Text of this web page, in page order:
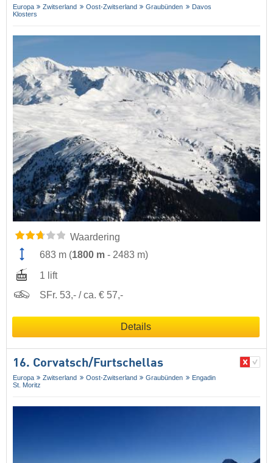
Europa Zwitserland Oost-Zwitserland Graubünden
Davos
Klosters
Waardering
683 m (1800 m - 2483 m)
1 lift
SFr. 53,- / ca. € 57,-
Details
16. Corvatsch/​Furtschellas
Europa Zwitserland Oost-Zwitserland Graubünden
Engadin
St. Moritz